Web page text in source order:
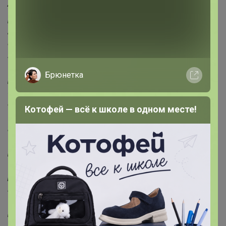
[+] Экстракт пальчикового лайма.
Богат АНА-кислотами, которые бережно эксфолиируют
отмершие клетки эпидермиса. Кожа приобретает
здоровый цвет, сияние и нежность.
[+] Балансирующий комплекс нового поколения
(экстракты репейника и гулявника, гидроксикислоты и
соль цинка).
Оказывает антисептическое, себорегулирующее,
матирующее и очищающее действия.
[+] Пантенол (5 % провитамин В5).
Успокаивает кожу. Контролирует воспалительные
реакции и повышает защитные свойства кожи к
воздействию раздражителей.
[+] Sodium PCA— безопасный и эффективный
Брюнетка
Котофей — всё к школе в одном месте!